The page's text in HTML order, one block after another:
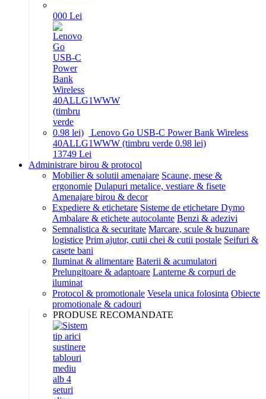
000 Lei
Lenovo Go USB-C Power Bank Wireless
40ALLG1WWW (timbru verde 0.98 lei)
13749 Lei
Administrare birou & protocol
Mobilier & solutii amenajare Scaune, mese &
ergonomie Dulapuri metalice, vestiare & fisete
Amenajare birou & decor
Expediere & etichetare Sisteme de etichetare Dymo
Ambalare & etichete autocolante Benzi & adezivi
Semnalistica & securitate Marcare, scule & buzunare
logistice Prim ajutor, cutii chei & cutii postale Seifuri &
casete bani
Iluminat & alimentare Baterii & acumulatori
Prelungitoare & adaptoare Lanterne & corpuri de
iluminat
Protocol & promotionale Vesela unica folosinta Obiecte
promotionale & cadouri
PRODUSE RECOMANDATE